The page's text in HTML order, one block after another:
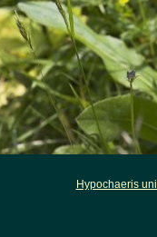
Hypochaeris